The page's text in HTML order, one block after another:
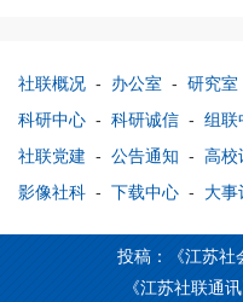
社联概况 - 办公室 - 研究室
科研中心 - 科研诚信 - 组联
社联党建 - 公告通知 - 高校
影像社科 - 下载中心 - 大事
投稿：《江苏社
《江苏社联通讯